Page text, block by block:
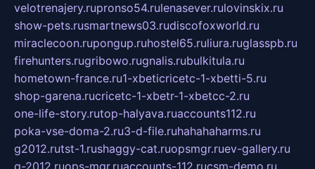
velotrenajery.rupronso54.rulenasever.rulovinskix.ru
show-pets.rusmartnews03.rudiscofoxworld.ru
miraclecoon.rupongup.ruhostel65.ruliura.ruglasspb.ru
firehunters.rugribowo.rugnalis.rubulkitula.ru
hometown-france.ru1-xbeticricetc-1-xbetti-5.ru
shop-garena.rucricetc-1-xbetr-1-xbetcc-2.ru
one-life-story.rutop-halyava.ruaccounts112.ru
poka-vse-doma-2.ru3-d-file.ruhahahaharms.ru
g2012.rutst-1.rushaggy-cat.ruopsmgr.ruev-gallery.ru
g-2012.ruops-mgr.ruaccounts-112.rucsm-demo.ru